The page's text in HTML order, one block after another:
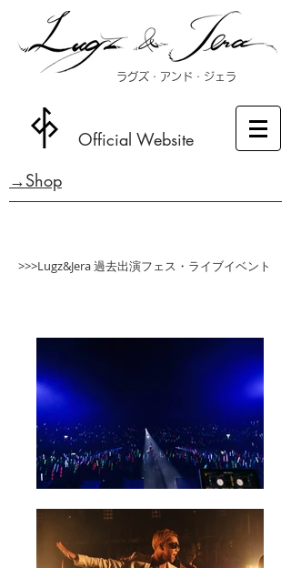
ラグズ・アンド・ジェラ
Official Website
→Shop
>>>Lugz&Jera 過去出演フェス・ライブイベント